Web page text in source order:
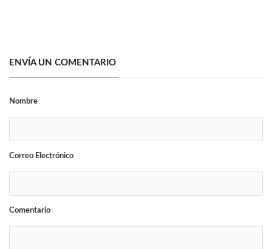
ENVÍA UN COMENTARIO
Nombre
Correo Electrónico
Comentario